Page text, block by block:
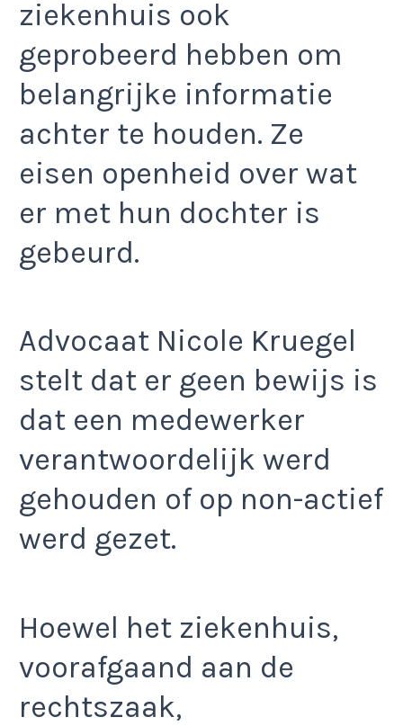
ziekenhuis ook
geprobeerd hebben om
belangrijke informatie
achter te houden. Ze
eisen openheid over wat
er met hun dochter is
gebeurd.
Advocaat Nicole Kruegel
stelt dat er geen bewijs is
dat een medewerker
verantwoordelijk werd
gehouden of op non-actief
werd gezet.
Hoewel het ziekenhuis,
voorafgaand aan de
rechtszaak,